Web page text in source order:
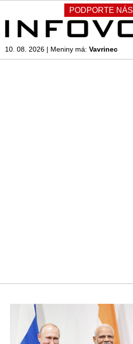
PODPORTE NÁS
10. 08. 2026 | Meniny má: Vavrinec